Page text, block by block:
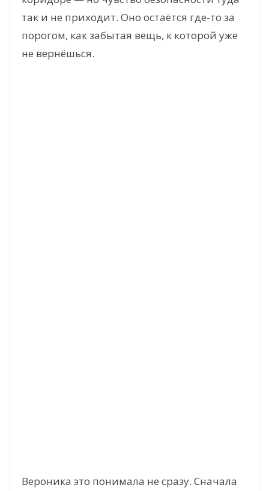
так и не приходит. Оно остаётся где-то за
порогом, как забытая вещь, к которой уже
не вернёшься.
Вероника это понимала не сразу. Сначала